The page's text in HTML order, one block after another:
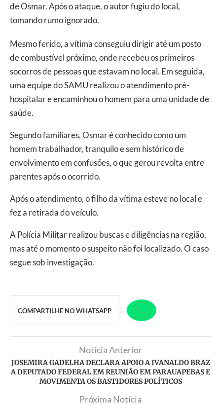
de Osmar. Após o ataque, o autor fugiu do local,
tomando rumo ignorado.
Mesmo ferido, a vítima conseguiu dirigir até um posto
de combustível próximo, onde recebeu os primeiros
socorros de pessoas que estavam no local. Em seguida,
uma equipe do SAMU realizou o atendimento pré-
hospitalar e encaminhou o homem para uma unidade de
saúde.
Segundo familiares, Osmar é conhecido como um
homem trabalhador, tranquilo e sem histórico de
envolvimento em confusões, o que gerou revolta entre
parentes após o ocorrido.
Após o atendimento, o filho da vítima esteve no local e
fez a retirada do veículo.
A Polícia Militar realizou buscas e diligências na região,
mas até o momento o suspeito não foi localizado. O caso
segue sob investigação.
COMPARTILHE NO WHATSAPP
Notícia Anterior
JOSEMIRA GADELHA DECLARA APOIO A IVANALDO BRAZ
A DEPUTADO FEDERAL EM REUNIÃO EM PARAUAPEBAS E
MOVIMENTA OS BASTIDORES POLÍTICOS
Próxima Notícia